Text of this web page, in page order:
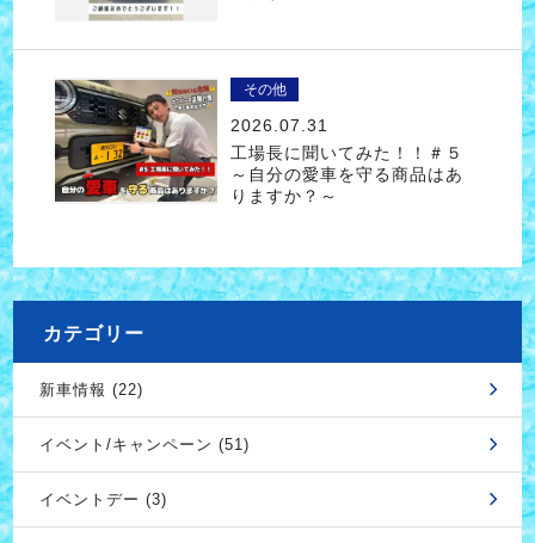
その他
2026.07.31
工場長に聞いてみた！！＃５
～自分の愛車を守る商品はあ
りますか？～
カテゴリー
新車情報 (22)
イベント/キャンペーン (51)
イベントデー (3)